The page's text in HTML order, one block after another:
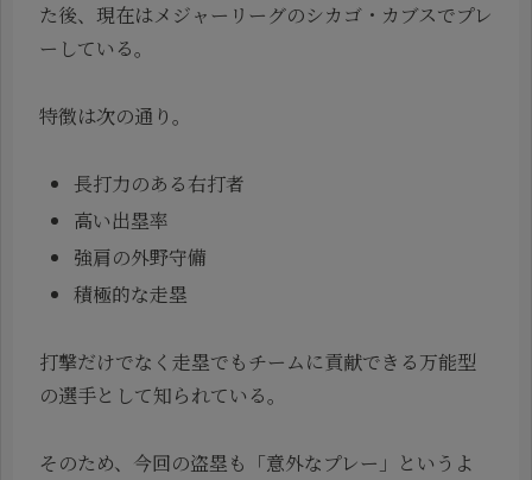
た後、現在はメジャーリーグのシカゴ・カブスでプレ
ーしている。
特徴は次の通り。
長打力のある右打者
高い出塁率
強肩の外野守備
積極的な走塁
打撃だけでなく走塁でもチームに貢献できる万能型
の選手として知られている。
そのため、今回の盗塁も「意外なプレー」というよ